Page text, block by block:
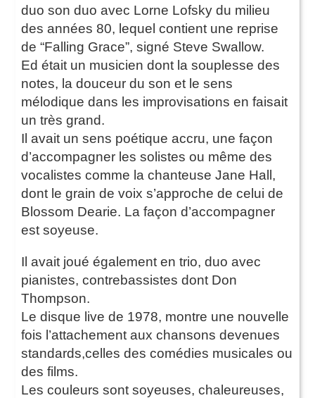
duo son duo avec Lorne Lofsky du milieu
des années 80, lequel contient une reprise
de “Falling Grace”, signé Steve Swallow.
Ed était un musicien dont la souplesse des
notes, la douceur du son et le sens
mélodique dans les improvisations en faisait
un très grand.
Il avait un sens poétique accru, une façon
d’accompagner les solistes ou même des
vocalistes comme la chanteuse Jane Hall,
dont le grain de voix s’approche de celui de
Blossom Dearie. La façon d’accompagner
est soyeuse.
Il avait joué également en trio, duo avec
pianistes, contrebassistes dont Don
Thompson.
Le disque live de 1978, montre une nouvelle
fois l’attachement aux chansons devenues
standards,celles des comédies musicales ou
des films.
Les couleurs sont soyeuses, chaleureuses,